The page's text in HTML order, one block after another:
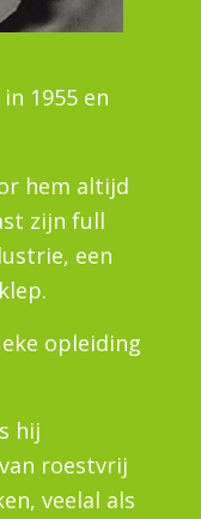
1955 en
hem altijd
zijn full
een
opleiding
hij
roestvrij
veelal als